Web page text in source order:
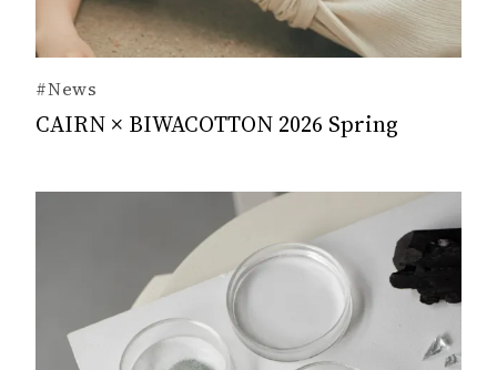
#News
CAIRN × BIWACOTTON 2026 Spring